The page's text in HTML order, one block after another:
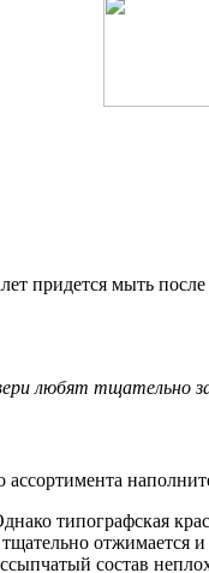
придется мыть
любят тщательно
типографская
состав